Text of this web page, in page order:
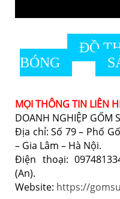
ĐỒ
BÓNG
MỌI THÔNG TIN LIÊN
DOANH NGHIỆP GỐM
Địa chỉ: Số 79 – Phố
– Gia Lâm – Hà Nội.
Điện thoại:
(An).
Website: https://